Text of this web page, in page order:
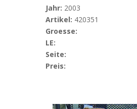
Jahr: 2003
Artikel: 420351
Groesse:
LE:
Seite:
Preis: